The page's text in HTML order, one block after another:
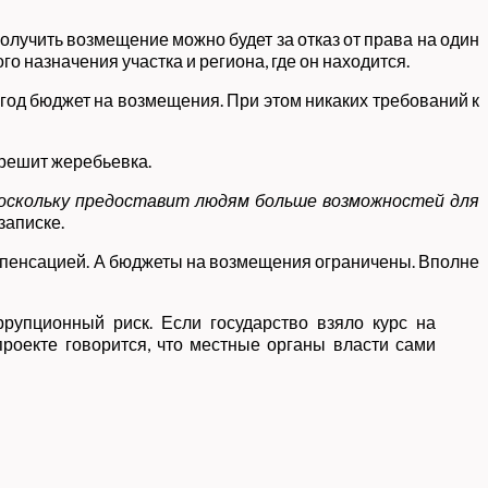
возмещение можно будет за отказ от права на один
назначения участка и региона, где он находится.
бюджет на возмещения. При этом никаких требований к
жеребьевка.
предоставит людям больше возможностей для
А бюджеты на возмещения ограничены. Вполне
риск. Если государство взяло курс на
говорится, что местные органы власти сами